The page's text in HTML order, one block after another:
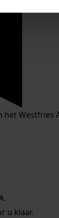
Westfries
u klaar.